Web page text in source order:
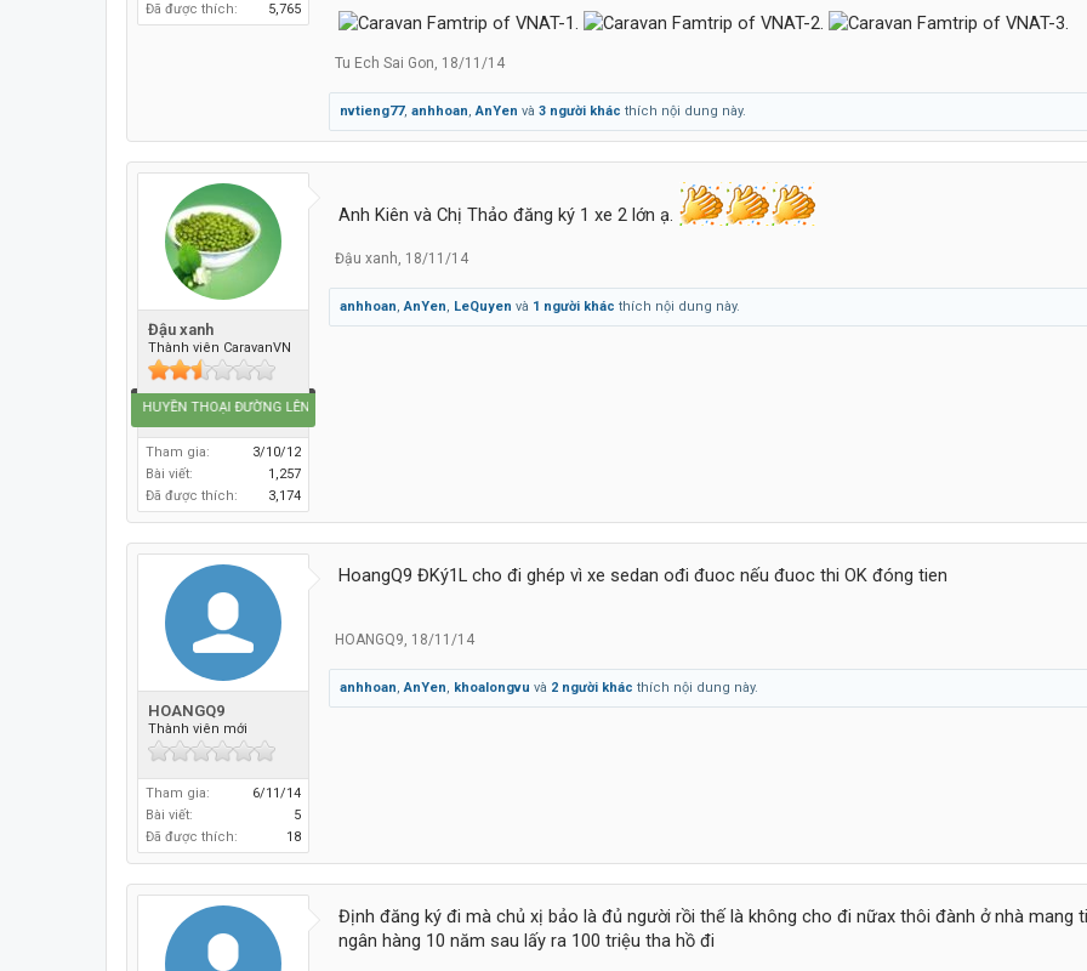
Đã được thích:
5,765
Tu Ech Sai Gon, 18/11/14
nvtieng77, anhhoan,AnYen và 3 người khác thích nội dung này.
Đậu xanh
Thành viên CaravanVN
Caravan HUYỀN THOẠI ĐƯỜNG LÊN ĐỈNH THẾ GIỚI
Tham gia:
3/10/12
Bài viết:
1,257
Đã được thích:
3,174
Anh Kiên và Chị Thảo đăng ký 1 xe 2 lớn ạ.
Đậu xanh, 18/11/14
anhhoan,AnYen, LeQuyen và 1 người khác thích nội dung này.
HOANGQ9
Thành viên mới
Tham gia:
6/11/14
Bài viết:
5
Đã được thích:
18
HoangQ9 ĐKý1L cho đi ghép vì xe sedan ođi đuoc nếu đuoc thi OK đóng tien
HOANGQ9, 18/11/14
anhhoan,AnYen, khoalongvu và 2 người khác thích nội dung này.
Định đăng ký đi mà chủ xị bảo là đủ người rồi thế là không cho đi nữax thôi đành ở nhà mang
ngân hàng 10 năm sau lấy ra 100 triệu tha hồ đi